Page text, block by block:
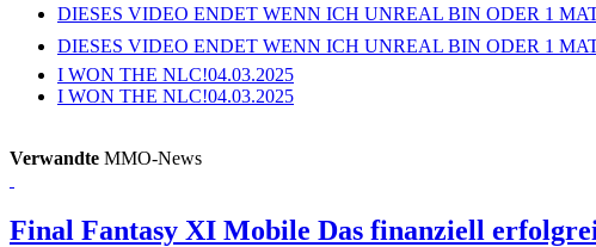
DIESES VIDEO ENDET WENN ICH UNREAL BIN ODER 1
DIESES VIDEO ENDET WENN ICH UNREAL BIN ODER 1
I WON THE NLC!04.03.2025
I WON THE NLC!04.03.2025
Verwandte MMO-News
Final Fantasy XI Mobile Das finanziell